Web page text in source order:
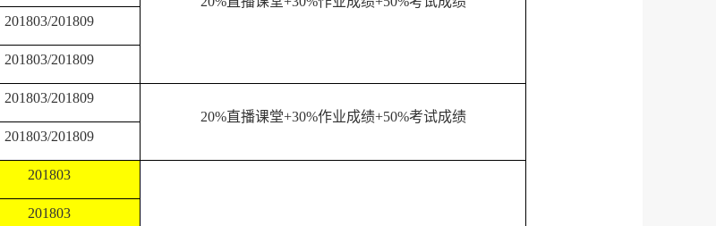
201803/201809
201803/201809
201803/201809
20%直播课堂+30%作业成绩+50%考试成绩
201803/201809
201803
201803